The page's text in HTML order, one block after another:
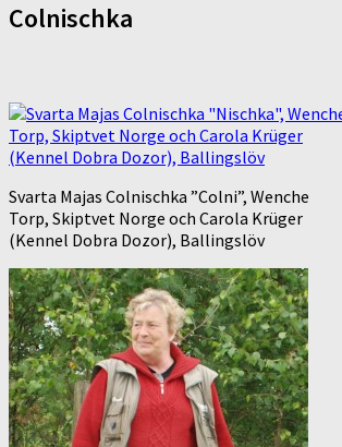
Colnischka
Svarta Majas Colnischka ”Colni”, Wenche
Torp, Skiptvet Norge och Carola Krüger
(Kennel Dobra Dozor), Ballingslöv